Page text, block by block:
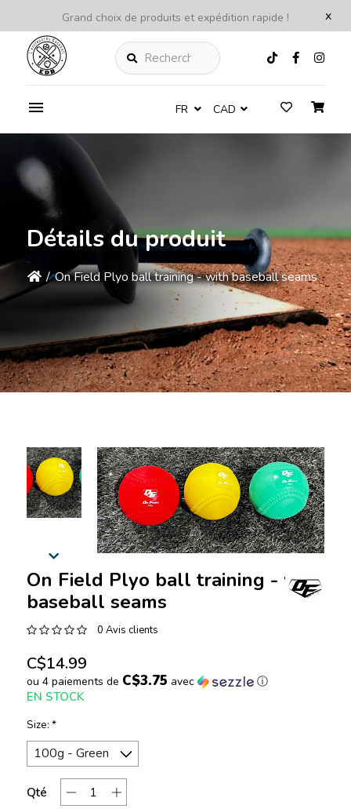
x
Grand choix de produits et expédition rapide !
Rechercher
FR CAD
Détails du produit
/ On Field Plyo ball training - with baseball seams
On Field Plyo ball training - with
baseball seams
0 Avis clients
C$14.99
ou 4 paiements de C$3.75 avec ⓘ
EN STOCK
Size: *
Qté